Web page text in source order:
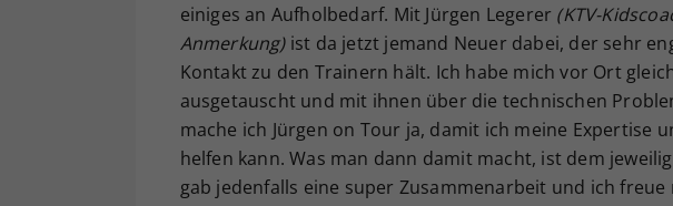
einiges an Aufholbedarf. Mit Jürgen Legerer (KTV-
Anmerkung)ist da jetzt jemand Neuer dabei, der sehr
Kontakt zu den Trainern hält. Ich habe mich vor Ort
ausgetauscht und mit ihnen über die technischen
mache ich Jürgen on Tour ja, damit ich meine Expertise
helfen kann. Was man dann damit macht, ist dem
gab jedenfalls eine super Zusammenarbeit und ich freue